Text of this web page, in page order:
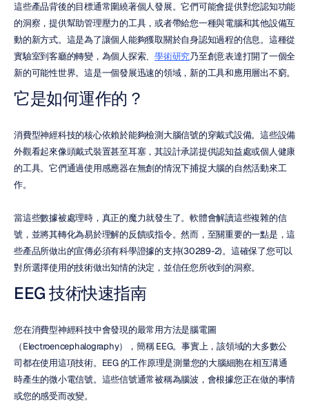
這些產品背後的目標通常圍繞著個人發展。它們可能會提供對您認知功能
的洞察，提供幫助管理壓力的工具，或者帶給您一種與電腦和其他設備互
動的新方式。這是為了讓個人能夠獲取關於自身認知過程的信息。這種從
實驗室到客廳的轉變，為個人探索、 學術研究乃至創意表達打開了一個全
新的可能性世界。這是一個發展迅速的領域，新的工具和應用層出不窮。
它是如何運作的？
消費型神經科技的核心依賴於能夠檢測大腦信號的穿戴式設備。這些設備
外觀看起來像頭戴式裝置甚至耳塞，其設計承諾提供認知益處或個人健康
的工具。它們通過使用感應器在無創的情況下捕捉大腦的自然活動來工
作。
當這些數據被處理時，真正的魔力就發生了。軟體會解讀這些複雜的信
號，並將其轉化為易於理解的反饋或指令。然而，至關重要的一點是，這
些產品所做出的宣傳必須有科學證據的支持(30289-2)。這確保了您可以
對所選擇使用的技術做出知情的決定，並信任您所收到的洞察。
EEG 技術快速指南
您在消費型神經科技中會發現的最常用方法是腦電圖
（Electroencephalography），簡稱 EEG。事實上，該領域的大多數公
司都在使用這項技術。EEG 的工作原理是測量您的大腦細胞在相互溝通
時產生的微小電信號。這些信號通常被稱為腦波，會根據您正在做的事情
或您的感受而改變。